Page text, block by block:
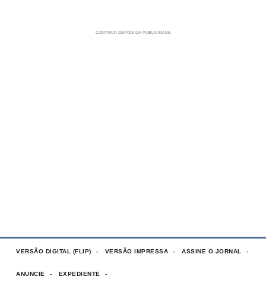
VERSÃO DIGITAL (FLIP) VERSÃO IMPRESSA ASSINE O JORNAL
ANUNCIE EXPEDIENTE